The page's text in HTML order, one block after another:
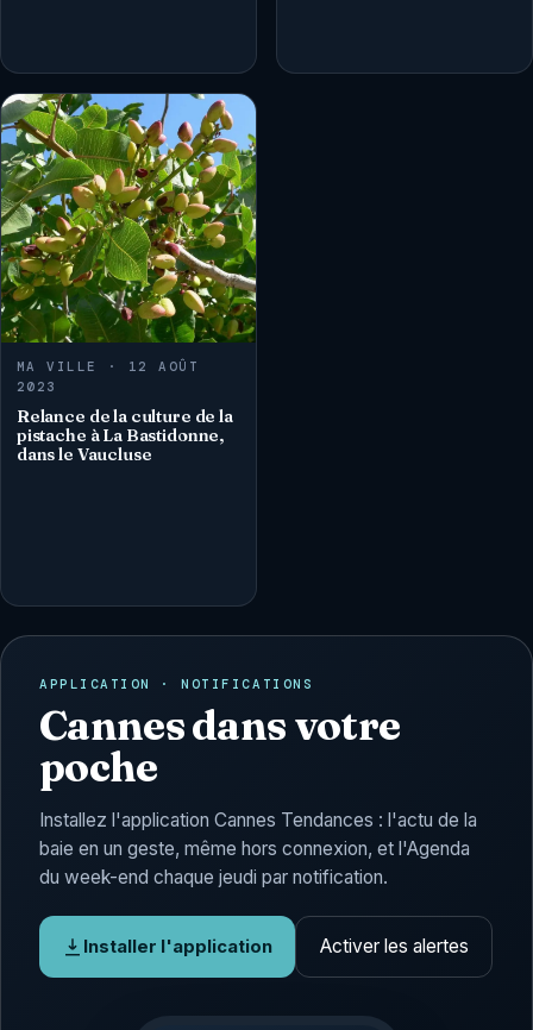
MA VILLE · 12 AOÛT
2023
Relance de la culture de la
pistache à La Bastidonne,
dans le Vaucluse
APPLICATION · NOTIFICATIONS
Cannes dans votre
poche
Installez l'application Cannes Tendances : l'actu de la
baie en un geste, même hors connexion, et l'Agenda
du week-end chaque jeudi par notification.
Installer l'application Activer les alertes